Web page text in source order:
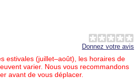
Donnez votre avis
estivales (juillet–août), les horaires de
varier. Nous vous recommandons
avant de vous déplacer.